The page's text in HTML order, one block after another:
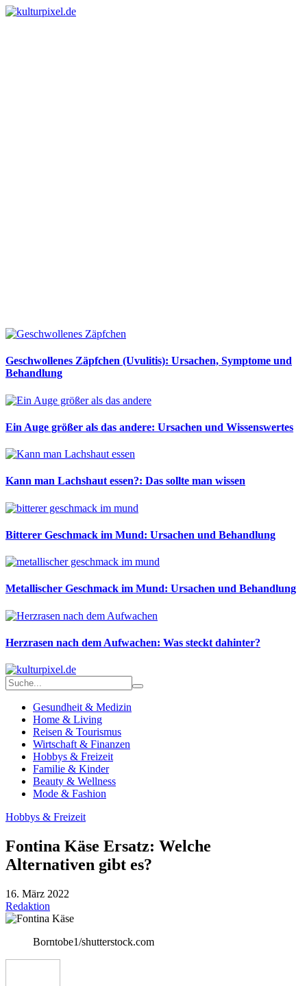
Geschwollenes Zäpfchen (Uvulitis): Ursachen, Symptome und
Behandlung
Ein Auge größer als das andere: Ursachen und Wissenswertes
Kann man Lachshaut essen?: Das sollte man wissen
Bitterer Geschmack im Mund: Ursachen und Behandlung
Metallischer Geschmack im Mund: Ursachen und Behandlung
Herzrasen nach dem Aufwachen: Was steckt dahinter?
Gesundheit & Medizin
Home & Living
Reisen & Tourismus
Wirtschaft & Finanzen
Hobbys & Freizeit
Familie & Kinder
Beauty & Wellness
Mode & Fashion
Hobbys & Freizeit
Fontina Käse Ersatz: Welche
Alternativen gibt es?
16. März 2022
Redaktion
Borntobe1/shutterstock.com